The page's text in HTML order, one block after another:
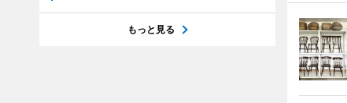
もっと見る